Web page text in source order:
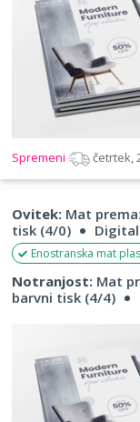
Spremeni četrtek,
Ovitek: Mat
tisk (4/0)
Enostranska mat
Notranjost: Mat
barvni tisk (4/4)